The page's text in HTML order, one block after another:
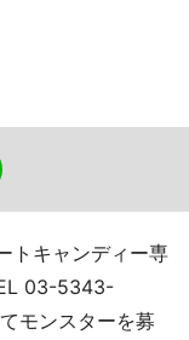
トキャンディー専
03-5343-
モンスターを募